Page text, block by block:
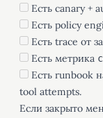
Есть canary +
Есть policy
Есть trace от
Есть метрика
Есть runbook
tool attempts.
Если закрыто